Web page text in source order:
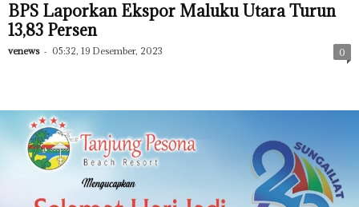
BPS Laporkan Ekspor Maluku Utara Turun
13,83 Persen
venews - 05:32, 19 Desember, 2023 0